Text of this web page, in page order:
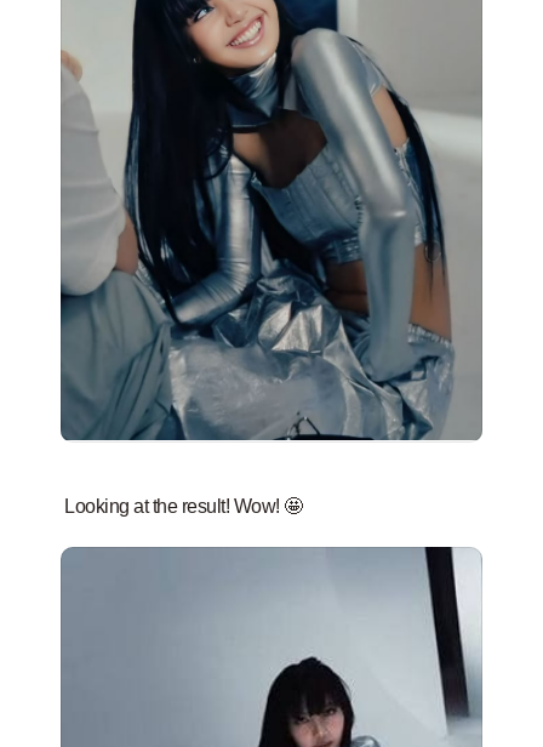
Looking at the result! Wow! 🤩